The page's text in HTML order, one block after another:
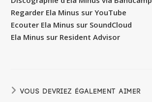
Regarder Ela Minus sur YouTube
Ecouter Ela Minus sur SoundCloud
Ela Minus sur Resident Advisor
VOUS DEVRIEZ ÉGALEMENT AIMER